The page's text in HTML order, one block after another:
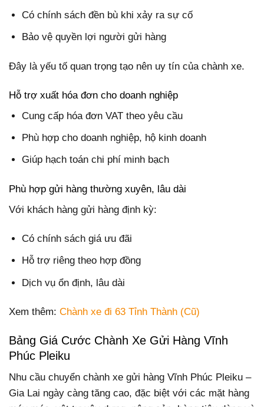
Có chính sách đền bù khi xảy ra sự cố
Bảo vệ quyền lợi người gửi hàng
Đây là yếu tố quan trọng tạo nên uy tín của chành xe.
Hỗ trợ xuất hóa đơn cho doanh nghiệp
Cung cấp hóa đơn VAT theo yêu cầu
Phù hợp cho doanh nghiệp, hộ kinh doanh
Giúp hạch toán chi phí minh bạch
Phù hợp gửi hàng thường xuyên, lâu dài
Với khách hàng gửi hàng định kỳ:
Có chính sách giá ưu đãi
Hỗ trợ riêng theo hợp đồng
Dịch vụ ổn định, lâu dài
Xem thêm: Chành xe đi 63 Tỉnh Thành (Cũ)
Bảng Giá Cước Chành Xe Gửi Hàng Vĩnh
Phúc Pleiku
Nhu cầu chuyển chành xe gửi hàng Vĩnh Phúc Pleiku –
Gia Lai ngày càng tăng cao, đặc biệt với các mặt hàng